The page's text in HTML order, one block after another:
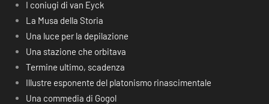
I coniugi di van Eyck
La Musa della Storia
Una luce per la depilazione
Una stazione che orbitava
Termine ultimo, scadenza
Illustre esponente del platonismo rinascimentale
Una commedia di Gogol